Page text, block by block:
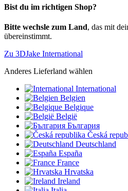
Bist du im richtigen Shop?
Bitte wechsle zum Land, das mit
übereinstimmt.
Zu 3DJake International
Anderes Lieferland wählen
International
Belgien
Belgique
België
България
Česká
Deutschland
España
France
Hrvatska
Ireland